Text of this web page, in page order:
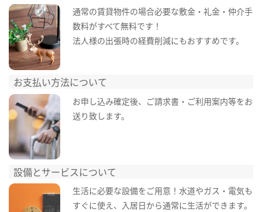
通常の賃貸物件の場合必要な敷金・礼金・仲介手
数料がすべて無料です！
法人様の出張時の経費削減にもおすすめです。
お支払い方法について
お申し込み確定後、ご請求書・ご利用案内等をお
送り致します。
設備とサービスについて
生活に必要な設備をご用意！水道やガス・電気も
すぐに使え、入居日から通常に生活ができます。